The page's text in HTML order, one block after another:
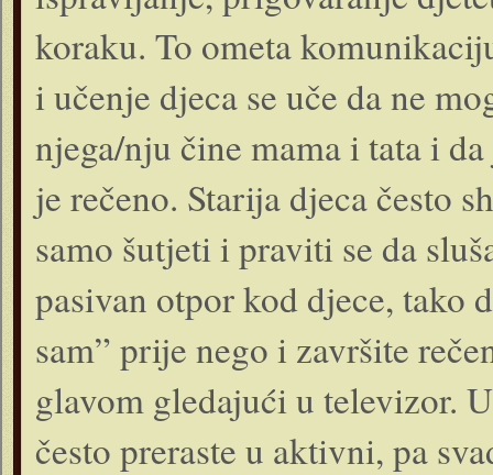
koraku. To ometa
i učenje djeca se uče da ne
njega/nju čine mama i tata i
je rečeno. Starija djeca često
samo šutjeti i praviti se da
pasivan otpor kod djece, tako
sam” prije nego i završite
glavom gledajući u televizor.
često preraste u aktivni, pa